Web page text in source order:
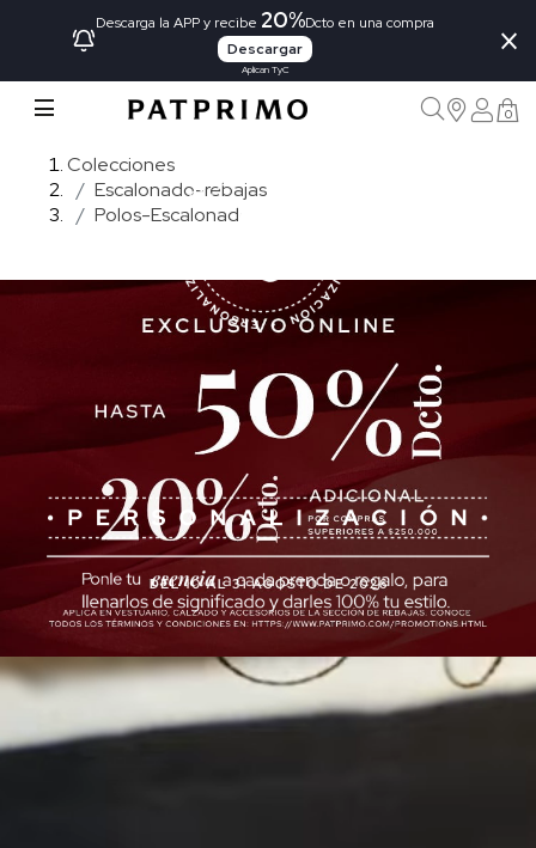
Descarga la APP y recibe 20%Dcto en una compra
Descargar
Aplican TyC
×
0
Colecciones
Escalonado-rebajas
Polos-Escalonado